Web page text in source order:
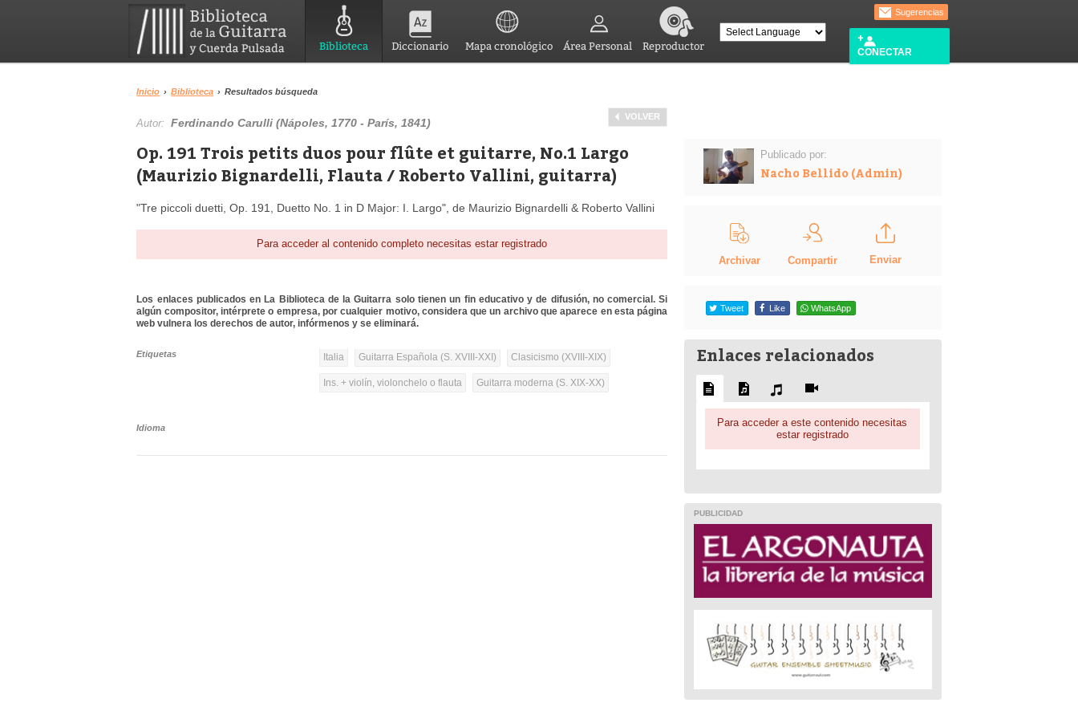
Biblioteca Diccionario Mapa cronológico Área Personal Reproductor
Sugerencias
CONECTAR
Inicio › Biblioteca › Resultados búsqueda
VOLVER
Autor:Ferdinando Carulli (Nápoles, 1770 - París, 1841)
Op. 191 Trois petits duos pour flûte et guitarre, No.1 Largo
(Maurizio Bignardelli, Flauta / Roberto Vallini, guitarra)
"Tre piccoli duetti, Op. 191, Duetto No. 1 in D Major: I. Largo", de Maurizio Bignardelli & Roberto Vallini
Para acceder al contenido completo necesitas estar registrado
Los enlaces publicados en La Biblioteca de la Guitarra solo tienen un fin educativo y de difusión, no comercial. Si
algún compositor, intérprete o empresa, por cualquier motivo, considera que un archivo que aparece en esta página
web vulnera los derechos de autor, infórmenos y se eliminará.
Etiquetas Italia Guitarra Española (S. XVIII-XXI) Clasicismo (XVIII-XIX)
Ins. + violín, violonchelo o flauta Guitarra moderna (S. XIX-XX)
Idioma
Publicado por:
Nacho Bellido (Admin)
Archivar Compartir Enviar
Tweet Like WhatsApp
Enlaces relacionados
Para acceder a este contenido necesitas
estar registrado
PUBLICIDAD